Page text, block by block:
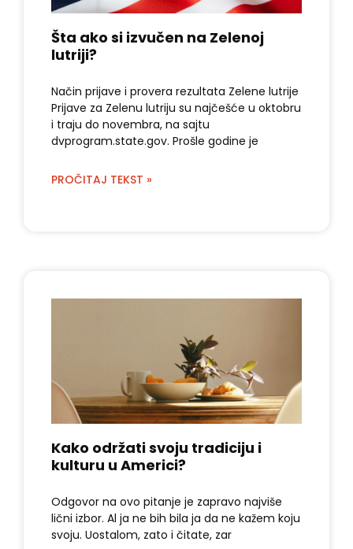
Šta ako si izvučen na Zelenoj
lutriji?
Način prijave i provera rezultata Zelene lutrije
Prijave za Zelenu lutriju su najčešće u oktobru
i traju do novembra, na sajtu
dvprogram.state.gov. Prošle godine je
PROČITAJ TEKST »
Kako održati svoju tradiciju i
kulturu u Americi?
Odgovor na ovo pitanje je zapravo najviše
lični izbor. Al ja ne bih bila ja da ne kažem koju
svoju. Uostalom, zato i čitate, zar